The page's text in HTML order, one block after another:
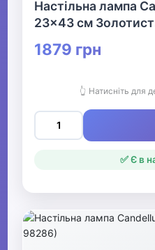
Настільна лампа
23x43 см
1879 грн
👆 Натисніть для
✅ Є в